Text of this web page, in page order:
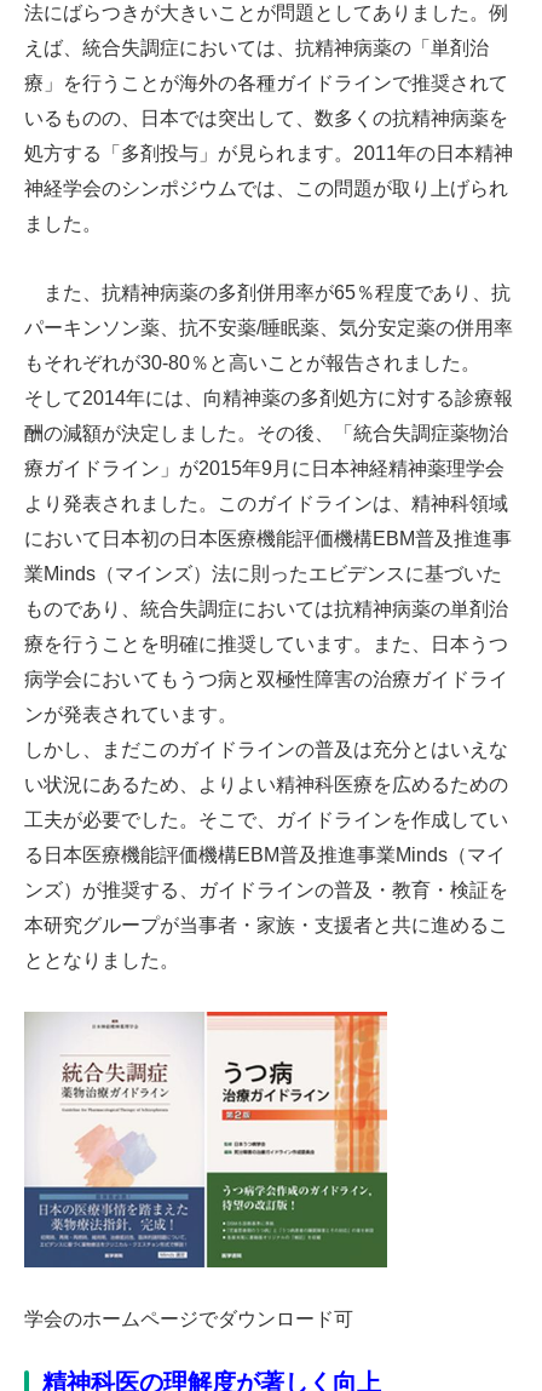
法にばらつきが大きいことが問題としてありました。例
えば、統合失調症においては、抗精神病薬の「単剤治
療」を行うことが海外の各種ガイドラインで推奨されて
いるものの、日本では突出して、数多くの抗精神病薬を
処方する「多剤投与」が見られます。2011年の日本精神
神経学会のシンポジウムでは、この問題が取り上げられ
ました。
また、抗精神病薬の多剤併用率が65％程度であり、抗
パーキンソン薬、抗不安薬/睡眠薬、気分安定薬の併用率
もそれぞれが30-80％と高いことが報告されました。
そして2014年には、向精神薬の多剤処方に対する診療報
酬の減額が決定しました。その後、「統合失調症薬物治
療ガイドライン」が2015年9月に日本神経精神薬理学会
より発表されました。このガイドラインは、精神科領域
において日本初の日本医療機能評価機構EBM普及推進事
業Minds（マインズ）法に則ったエビデンスに基づいた
ものであり、統合失調症においては抗精神病薬の単剤治
療を行うことを明確に推奨しています。また、日本うつ
病学会においてもうつ病と双極性障害の治療ガイドライ
ンが発表されています。
しかし、まだこのガイドラインの普及は充分とはいえな
い状況にあるため、よりよい精神科医療を広めるための
工夫が必要でした。そこで、ガイドラインを作成してい
る日本医療機能評価機構EBM普及推進事業Minds（マイ
ンズ）が推奨する、ガイドラインの普及・教育・検証を
本研究グループが当事者・家族・支援者と共に進めるこ
ととなりました。
学会のホームページでダウンロード可
精神科医の理解度が著しく向上